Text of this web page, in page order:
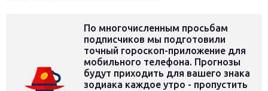
По многочисленным просьбам
подписчиков мы подготовили
точный гороскоп-приложение для
мобильного телефона. Прогнозы
будут приходить для вашего знака
зодиака каждое утро - пропустить